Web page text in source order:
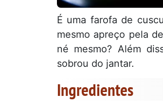
É uma farofa de
mesmo apreço pela
né mesmo? Além
sobrou do jantar.
Ingredientes